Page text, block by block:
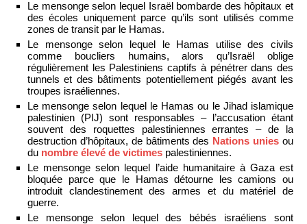
Le mensonge selon lequel Israël bombarde des hôpitaux et
des écoles uniquement parce qu’ils sont utilisés comme
zones de transit par le Hamas.
Le mensonge selon lequel le Hamas utilise des civils
comme boucliers humains, alors qu’Israël oblige
régulièrement les Palestiniens captifs à pénétrer dans des
tunnels et des bâtiments potentiellement piégés avant les
troupes israéliennes.
Le mensonge selon lequel le Hamas ou le Jihad islamique
palestinien (PIJ) sont responsables – l’accusation étant
souvent des roquettes palestiniennes errantes – de la
destruction d’hôpitaux, de bâtiments des Nations unies ou
du nombre élevé de victimes palestiniennes.
Le mensonge selon lequel l’aide humanitaire à Gaza est
bloquée parce que le Hamas détourne les camions ou
introduit clandestinement des armes et du matériel de
guerre.
Le mensonge selon lequel des bébés israéliens sont